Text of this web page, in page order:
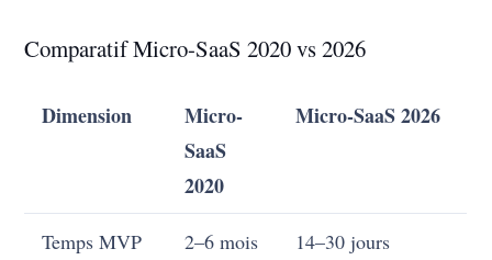
Comparatif Micro-SaaS 2020 vs 2026
Dimension
Micro-
SaaS
2020
Micro-SaaS 2026
Temps MVP 2–6 mois 14–30 jours